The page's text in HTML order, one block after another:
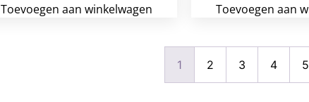
Toevoegen aan winkelwagen Toevoegen aan
1 2 3 4 5